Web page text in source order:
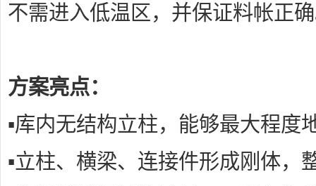
不需进入低温区，并保证料帐正
方案亮点：
▪库内无结构立柱，能够最大程度
▪立柱、横梁、连接件形成刚体，